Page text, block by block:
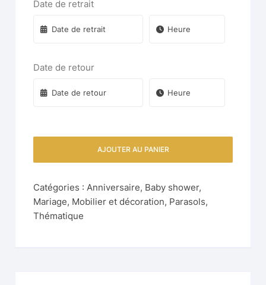
Date de retrait
Date de retour
AJOUTER AU PANIER
Catégories : Anniversaire, Baby shower,
Mariage, Mobilier et décoration, Parasols,
Thématique